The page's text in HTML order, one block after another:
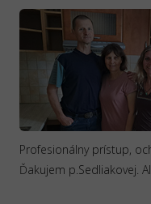
Profesionálny prístup,
Ďakujem p.Sedliakovej.